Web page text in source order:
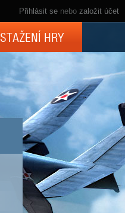
Přihlásit se nebo založit účet
STAŽENÍ HRY